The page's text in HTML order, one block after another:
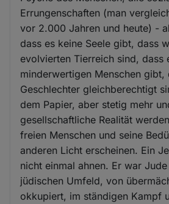
Errungenschaften (man
vor 2.000 Jahren und heute) -
dass es keine Seele gibt, dass
evolvierten Tierreich sind, dass
minderwertigen Menschen gibt,
Geschlechter gleichberechtigt
dem Papier, aber stetig mehr
gesellschaftliche Realität
freien Menschen und seine
anderen Licht erscheinen. Ein
nicht einmal ahnen. Er war
jüdischen Umfeld, von
okkupiert, im ständigen Kampf